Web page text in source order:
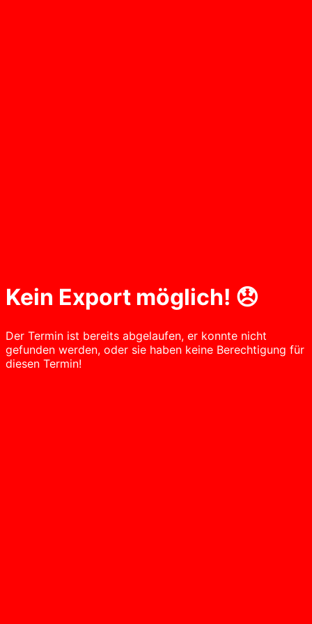
Kein Export möglich! 😞
Der Termin ist bereits abgelaufen, er konnte nicht
gefunden werden, oder sie haben keine Berechtigung für
diesen Termin!